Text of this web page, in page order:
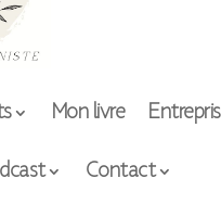
Mon livre
Contact